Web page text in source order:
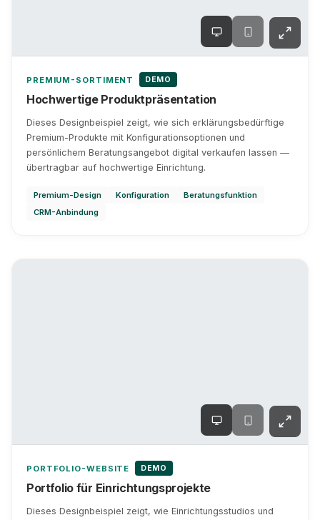
PREMIUM-SORTIMENT DEMO
Hochwertige Produktpräsentation
Dieses Designbeispiel zeigt, wie sich erklärungsbedürftige
Premium-Produkte mit Konfigurationsoptionen und
persönlichem Beratungsangebot digital verkaufen lassen —
übertragbar auf hochwertige Einrichtung.
Premium-Design Konfiguration
Beratungsfunktion
CRM-Anbindung
PORTFOLIO-WEBSITE DEMO
Portfolio für Einrichtungsprojekte
Dieses Designbeispiel zeigt, wie Einrichtungsstudios und